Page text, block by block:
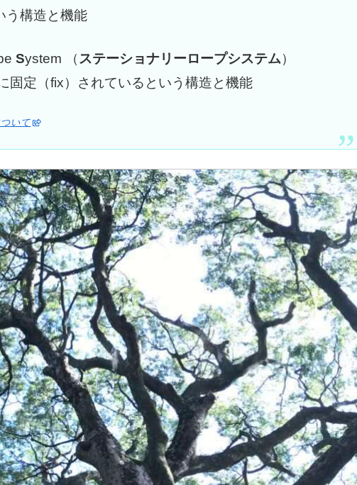
う構造と機能
System （ ステーショナリーロープシステム）
固定（fix）されているという構造と機能
いて